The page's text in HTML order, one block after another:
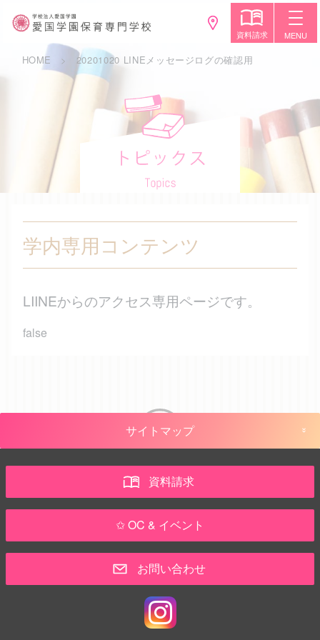
資料請求 MENU
HOME 20201020 LINEメッセージログの確認用
学内専用コンテンツ
LIINEからのアクセス専用ページです。
false
サイトマップ
資料請求
✩ OC & イベント
お問い合わせ